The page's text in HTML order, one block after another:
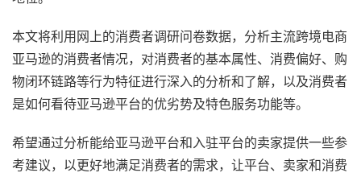
本文将利用网上的消费者调研问卷数据，分析主流跨境电商
亚马逊的消费者情况，对消费者的基本属性、消费偏好、购
物闭环链路等行为特征进行深入的分析和了解，以及消费者
是如何看待亚马逊平台的优劣势及特色服务功能等。
希望通过分析能给亚马逊平台和入驻平台的卖家提供一些参
考建议，以更好地满足消费者的需求，让平台、卖家和消费